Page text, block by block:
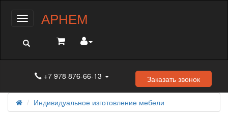
МенюАРНЕМ
+7 978 876-66-13 Заказать звонок
Индивидуальное изготовление мебели